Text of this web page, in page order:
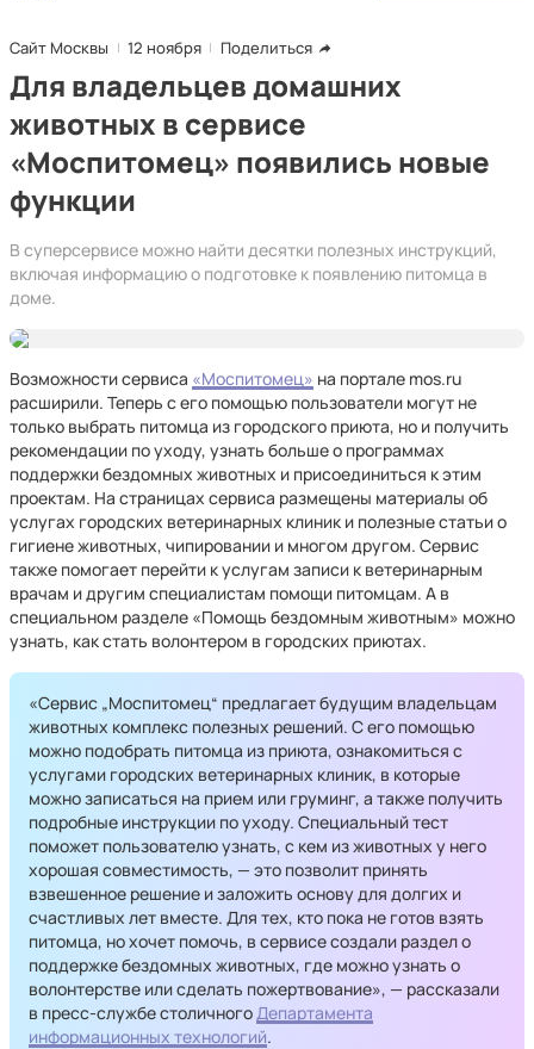
Сайт Москвы 12 ноября Поделиться
Для владельцев домашних
животных в сервисе
«Моспитомец» появились новые
функции
В суперсервисе можно найти десятки полезных инструкций,
включая информацию о подготовке к появлению питомца в
доме.
Возможности сервиса «Моспитомец» на портале mos.ru
расширили. Теперь с его помощью пользователи могут не
только выбрать питомца из городского приюта, но и получить
рекомендации по уходу, узнать больше о программах
поддержки бездомных животных и присоединиться к этим
проектам. На страницах сервиса размещены материалы об
услугах городских ветеринарных клиник и полезные статьи о
гигиене животных, чипировании и многом другом. Сервис
также помогает перейти к услугам записи к ветеринарным
врачам и другим специалистам помощи питомцам. А в
специальном разделе «Помощь бездомным животным» можно
узнать, как стать волонтером в городских приютах.
«Сервис „Моспитомец“ предлагает будущим владельцам
животных комплекс полезных решений. С его помощью
можно подобрать питомца из приюта, ознакомиться с
услугами городских ветеринарных клиник, в которые
можно записаться на прием или груминг, а также получить
подробные инструкции по уходу. Специальный тест
поможет пользователю узнать, с кем из животных у него
хорошая совместимость, — это позволит принять
взвешенное решение и заложить основу для долгих и
счастливых лет вместе. Для тех, кто пока не готов взять
питомца, но хочет помочь, в сервисе создали раздел о
поддержке бездомных животных, где можно узнать о
волонтерстве или сделать пожертвование», — рассказали
в пресс-службе столичногоДепартамента
информационных технологий.